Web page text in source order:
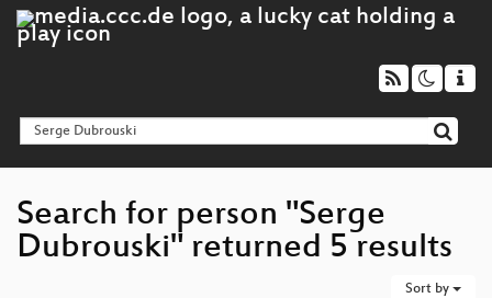
Search for person "Serge
Dubrouski" returned 5 results
Sort by